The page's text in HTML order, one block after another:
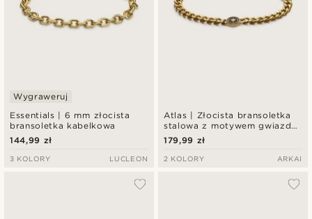
Essentials | 6 mm złocista
bransoletka kabelkowa
Wygraweruj
144,99 zł
3 KOLORY LUCLEON
Atlas | Złocista bransoletka
stalowa z motywem gwiazdy
polarnej
179,99 zł
2 KOLORY ARKAI